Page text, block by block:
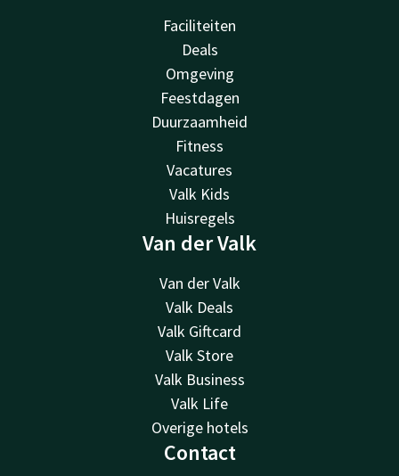
Faciliteiten
Deals
Omgeving
Feestdagen
Duurzaamheid
Fitness
Vacatures
Valk Kids
Huisregels
Van der Valk
Van der Valk
Valk Deals
Valk Giftcard
Valk Store
Valk Business
Valk Life
Overige hotels
Contact